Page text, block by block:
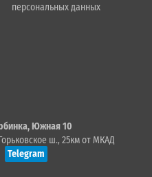
персональных данных
Южная 10
ш., 25км от МКАД
Telegram